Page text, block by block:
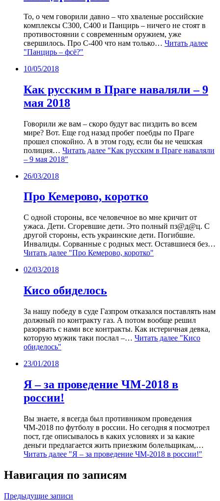
То, о чем говорили давно – что хваленые российские
комплексы С300, С400 и Панцирь – ничего не стоят в
противостоянии с современным оружием, уже
свершилось. Про С-400 что нам только… Читать далее
"Панцирь – фсё?"
10/05/2018
Как русским в Праге наваляли – 9
мая 2018
Говорили же вам – скоро будут вас пиздить во всем
мире? Вот. Еще год назад пробег поебды по Праге
прошел спокойно. А в этом году, если бы не чешская
полиция… Читать далее "Как русским в Праге наваляли
– 9 мая 2018"
26/03/2018
Про Кемерово, коротко
С одной стороны, все человечное во мне кричит от
ужаса. Дети. Сгоревшие дети. Это полный пз@д@ц. С
другой стороны, есть украинские дети. Погибшие.
Инвалиды. Сорванные с родных мест. Оставшиеся без…
Читать далее "Про Кемерово, коротко"
02/03/2018
Кисо обиделось
За нашу победу в суде Газпром отказался поставлять нам
должный по контракту газ. А потом вообще решил
разорвать с нами все контракты. Как истеричная девка,
которую мужик таки послал –… Читать далее "Кисо
обиделось"
23/01/2018
Я – за проведение ЧМ-2018 в
россии!
Вы знаете, я всегда был противником проведения
ЧМ-2018 по футболу в россии. Но сегодня я посмотрел
пост, где описывалось в каких условиях и за какие
деньги предлагается жить приезжим болельщикам,…
Читать далее "Я – за проведение ЧМ-2018 в россии!"
Навигация по записям
Предыдущие записи